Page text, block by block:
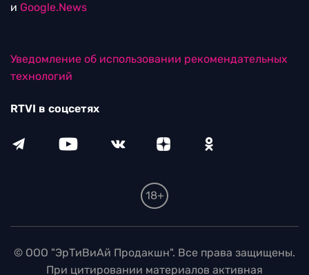
и Google.News
Уведомление об использовании рекомендательных
технологий
RTVI в соцсетях
18+
© ООО "ЭрТиВиАй Продакшн". Все права защищены.
При цитировании материалов активная